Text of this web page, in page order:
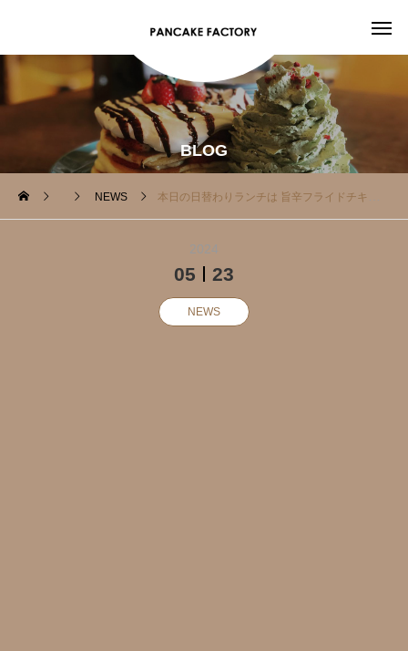
BLOG
NEWS 本日の日替わりランチは 旨辛フライドチキン
2024
05 23
NEWS